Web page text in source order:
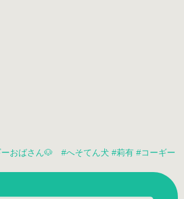
おばさん🐶 #へそてん犬 #莉有 #コーギー